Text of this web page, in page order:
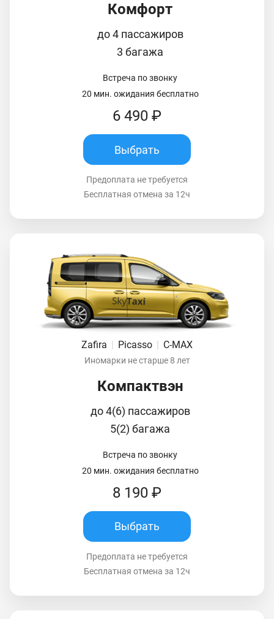
Комфорт
до 4 пассажиров
3 багажа
Встреча по звонку
20 мин. ожидания бесплатно
6 490 ₽
Выбрать
Предоплата не требуется
Бесплатная отмена за 12ч
Zafira | Picasso | C-MAX
Иномарки не старше 8 лет
Компактвэн
до 4(6) пассажиров
5(2) багажа
Встреча по звонку
20 мин. ожидания бесплатно
8 190 ₽
Выбрать
Предоплата не требуется
Бесплатная отмена за 12ч